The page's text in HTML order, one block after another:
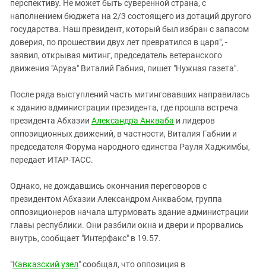
перспективу. Не может быть суверенной страна, с
наполнением бюджета на 2/3 состоящего из дотаций другого
государства. Наш президент, который был избран с запасом
доверия, по прошествии двух лет превратился в царя", -
заявил, открывая митинг, председатель ветеранского
движения "Аруаа" Виталий Габния, пишет "Нужная газета".
После ряда выступлений часть митинговавших направилась
к зданию администрации президента, где прошла встреча
президента Абхазии Александра Анкваба и лидеров
оппозиционных движений, в частности, Виталия Габнии и
председателя Форума народного единства Рауля Хаджимбы,
передает ИТАР-ТАСС.
Однако, не дождавшись окончания переговоров с
президентом Абхазии Александром Анквабом, группа
оппозиционеров начала штурмовать здание администрации
главы республики. Они разбили окна и двери и прорвались
внутрь, сообщает "Интерфакс" в 19.57.
"Кавказский узел" сообщал, что оппозиция в